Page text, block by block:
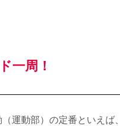
一周！
運動部）の定番といえば、